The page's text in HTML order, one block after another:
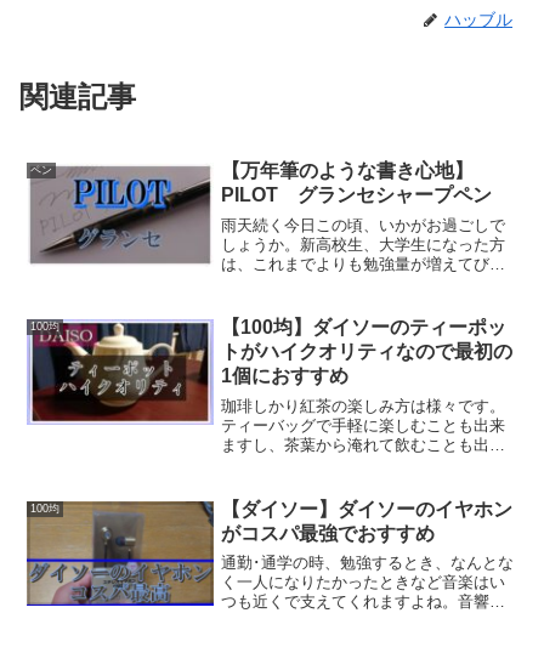
ハッブル
関連記事
ペン
【万年筆のような書き心地】
PILOT グランセシャープペン
雨天続く今日この頃、いかがお過ごしで
しょうか。新高校生、大学生になった方
は、これまでよりも勉強量が増えてびっ
と思います。その時、いつも使っている
シャープペンシルでは疲れ...
100均
【100均】ダイソーのティーポッ
トがハイクオリティなので最初の
1個におすすめ
珈琲しかり紅茶の楽しみ方は様々です。
ティーバッグで手軽に楽しむことも出来
ますし、茶葉から淹れて飲むことも出来
ば、ティーポットを使って本格的に淹れ
る方と分けることが出来るで...
100均
【ダイソー】ダイソーのイヤホン
がコスパ最強でおすすめ
通勤･通学の時、勉強するとき、なんとな
く一人になりたかったときなど音楽はい
つも近くで支えてくれますよね。音響関